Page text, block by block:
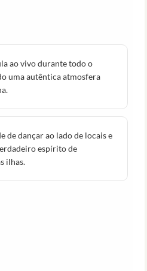
ao vivo durante todo o
uma autêntica atmosfera
de dançar ao lado de locais e
espírito de
ilhas.